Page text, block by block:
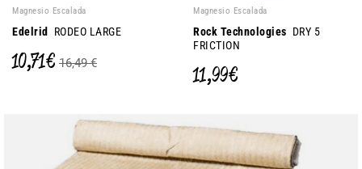
Magnesio Escalada
Edelrid RODEO LARGE
10,71 € 16,49 €
Magnesio Escalada
Rock Technologies DRY 5
FRICTION
11,99 €